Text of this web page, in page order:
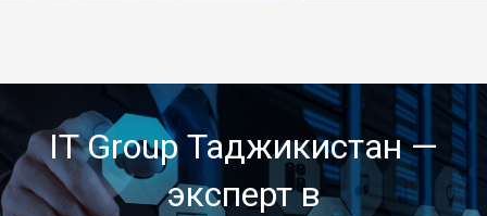
IT Group Таджикистан —
эксперт в